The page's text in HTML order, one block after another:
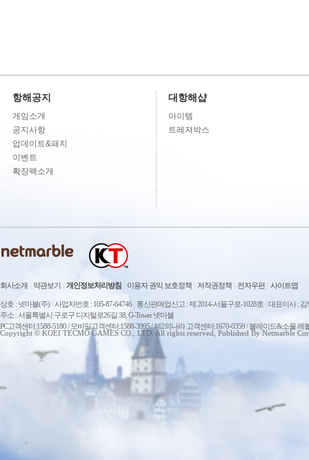
항해공지
게임소개
공지사항
업데이트&패치
이벤트
확장팩소개
대항해샵
아이템
트레져박스
회사소개 약관보기 개인정보처리방침 이용자 권익 보호정책 저작권정책 전자우편 사이트맵
상호 : 넷마블(주) 사업자번호 : 105-87-64746 통신판매업신고 : 제 2014-서울구로-1028호 대표이사 : 김
주소 : 서울특별시 구로구 디지털로26길 38, G-Tower 넷마블
PC고객센터:1588-5180 / 모바일고객센터:1588-3995 / 제2의나라 고객센터:1670-0359 / 블레이드&소울
Copyright © KOEI TECMO GAMES CO., LTD. All rights reserved, Published By Netmarble